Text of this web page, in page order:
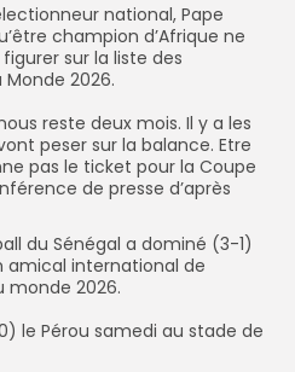
national, Pape
champion d’Afrique ne
sur la liste des
2026.
reste deux mois. Il y a les
peser sur la balance. Etre
pas le ticket pour la Coupe
de presse d’après
du Sénégal a dominé (3-1)
amical international de
monde 2026.
le Pérou samedi au stade de